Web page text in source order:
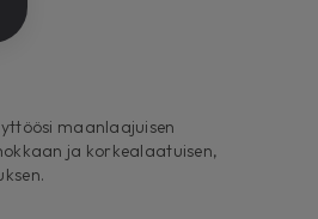
maanlaajuisen
ja korkealaatuisen,